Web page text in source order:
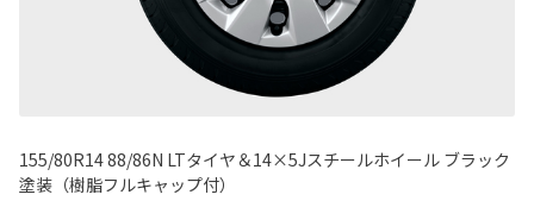
155/80R14 88/86N LTタイヤ＆14×5Jスチールホイール ブラック
塗装（樹脂フルキャップ付）